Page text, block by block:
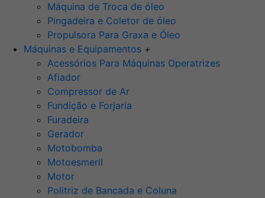
Máquina de Troca de óleo
Pingadeira e Coletor de óleo
Propulsora Para Graxa e Óleo
Máquinas e Equipamentos +
Acessórios Para Máquinas Operatrizes
Afiador
Compressor de Ar
Fundição e Forjaria
Furadeira
Gerador
Motobomba
Motoesmeril
Motor
Politriz de Bancada e Coluna